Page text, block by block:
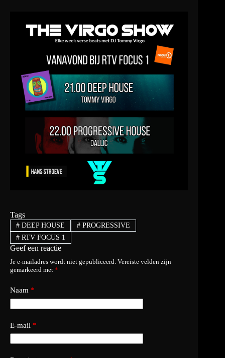
Tags
#DEEP HOUSE #PROGRESSIVE
#RTV FOCUS 1
Geef een reactie
Je e-mailadres wordt niet gepubliceerd. Vereiste velden zijn
gemarkeerd met *
Naam *
E-mail *